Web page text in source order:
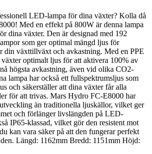
LED-lampa för dina växter? Kolla då
Med en effekt på 800W är denna lampa
dina växter. Den är designad med 192
som ger optimal mängd ljus för
din växttillväxt och avkastning. Med en PPE
optimalt ljus för att aktivera 100% av
högsta avkastning, även vid olika CO2-
lampa har också ett fullspektrumsljus som
och säkerställer att dina växter får alla
för att trivas. Mars Hydro FC-E8000 har
än traditionella ljuskällor, vilket ger
och förlänger livslängden på LED-
IP65-klassad, vilket gör den resistent mot
kan vara säker på att den fungerar perfekt
Längd: 1162mm Bredd: 1151mm Höjd: